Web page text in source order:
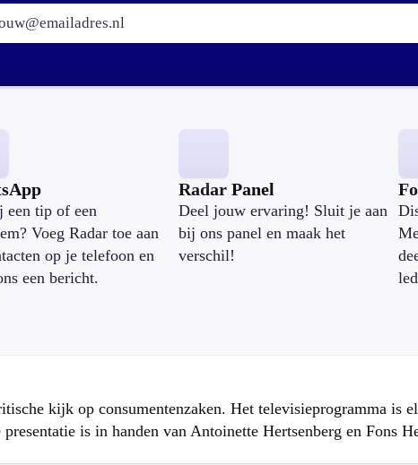
E-mailadres:
een tip of een
Voeg Radar toe aan
op je telefoon en
een bericht.
Radar Panel
Deel jouw ervaring! Sluit je aan
bij ons panel en maak het
verschil!
kijk op consumentenzaken. Het televisieprogramma is
is in handen van Antoinette Hertsenberg en Fons